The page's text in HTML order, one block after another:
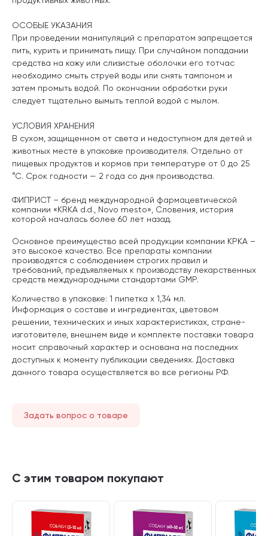
ОСОБЫЕ УКАЗАНИЯ
При проведении манипуляций с препаратом запрещается
пить, курить и принимать пищу. При случайном попадании
средства на кожу или слизистые оболочки его тотчас
необходимо смыть струей воды или снять тампоном и
затем промыть водой. По окончании обработки руки
следует тщательно вымыть теплой водой с мылом.
УСЛОВИЯ ХРАНЕНИЯ
В сухом, защищенном от света и недоступном для детей и
животных месте в упаковке производителя. Отдельно от
пищевых продуктов и кормов при температуре от 0 до 25
°С. Срок годности — 2 года со дня производства.
ФИПРИСТ – бренд международной фармацевтической
компании «KRKA d.d., Novo mesto», Словения, история
которой началась более 60 лет назад.
Основное преимущество всей продукции компании КРКА –
это высокое качество. Все препараты компании
производятся с соблюдением строгих правил и
требований, предъявляемых к производству лекарственных
средств международными стандартами GMP.
Количество в упаковке: 1 пипетка х 1,34 мл.
Информация о составе и ингредиентах, цветовом
решении, технических и иных характеристиках, стране-
изготовителе, внешнем виде и комплекте поставки товара
носит справочный характер и основана на последних
доступных к моменту публикации сведениях. Доставка
данного товара осуществляется во все регионы РФ.
Задать вопрос о товаре
С этим товаром покупают